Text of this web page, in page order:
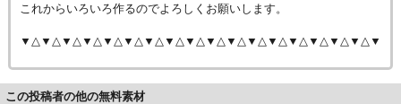
これからいろいろ作るのでよろしくお願いします。
▼△▼△▼△▼△▼△▼△▼△▼△▼△▼△▼△▼△▼△▼△▼△▼△▼△▼
この投稿者の他の無料素材